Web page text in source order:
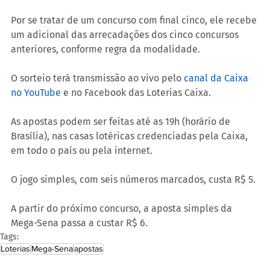
Por se tratar de um concurso com final cinco, ele recebe
um adicional das arrecadações dos cinco concursos
anteriores, conforme regra da modalidade.
O sorteio terá transmissão ao vivo pelo canal da Caixa
no YouTube e no Facebook das Loterias Caixa.
As apostas podem ser feitas até as 19h (horário de
Brasília), nas casas lotéricas credenciadas pela Caixa,
em todo o país ou pela internet.
O jogo simples, com seis números marcados, custa R$ 5.
A partir do próximo concurso, a aposta simples da
Mega-Sena passa a custar R$ 6.
Tags:
Loterias Mega-Senaapostas